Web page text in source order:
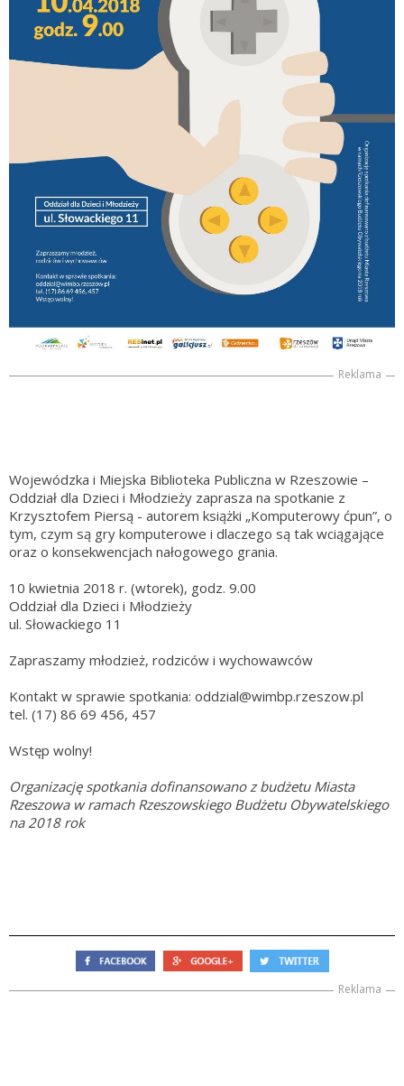
Reklama
Wojewódzka i Miejska Biblioteka Publiczna w Rzeszowie –
Oddział dla Dzieci i Młodzieży zaprasza na spotkanie z
Krzysztofem Piersą - autorem książki „Komputerowy ćpun”, o
tym, czym są gry komputerowe i dlaczego są tak wciągające
oraz o konsekwencjach nałogowego grania.
10 kwietnia 2018 r. (wtorek), godz. 9.00
Oddział dla Dzieci i Młodzieży
ul. Słowackiego 11
Zapraszamy młodzież, rodziców i wychowawców
Kontakt w sprawie spotkania: oddzial@wimbp.rzeszow.pl
tel. (17) 86 69 456, 457
Wstęp wolny!
Organizację spotkania dofinansowano z budżetu Miasta
Rzeszowa w ramach Rzeszowskiego Budżetu Obywatelskiego
na 2018 rok
Reklama